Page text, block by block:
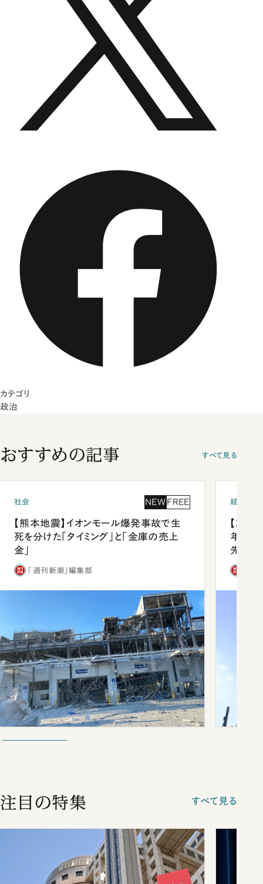
カテゴリ
政治
おすすめの記事 すべて見る
社会 NEW FREE
【熊本地震】イオンモール爆発事故で生
死を分けた「タイミング」と「金庫の売上
金」
「週刊新潮」編集部
経済・ビ
【就活
年会は
先1位
注目の特集 すべて見る